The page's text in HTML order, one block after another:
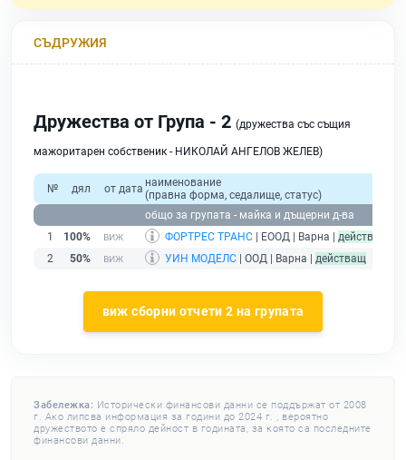
СЪДРУЖИЯ
Дружества от Група - 2 (дружества със същия
мажоритарен собственик - НИКОЛАЙ АНГЕЛОВ ЖЕЛЕВ)
№ дял от дата наименование
(правна форма, седалище, статус)
общо за групата - майка и дъщерни д-ва
1
100% ФОРТРЕС ТРАНС | ЕООД | Варна | действащ
2
50% УИН МОДЕЛС | ООД | Варна | действащ
виж сборни отчети 2 на групата
Забележка: Исторически финансови данни се поддържат от 2008
г. Ако липсва информация за години до 2024 г. , вероятно
дружеството е спряло дейност в годината, за която са последните
финансови данни.